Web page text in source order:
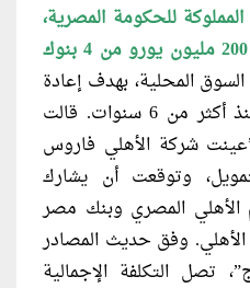
للحكومة المصرية،
للحصول على قرض بقيمة 200 مليون يورو من 4 بنوك
المحلية، بهدف إعادة
تشغيل مصنعها المتوقف منذ أكثر من 6 سنوات. قالت
شركة الأهلي فاروس
وتوقعت أن يشارك
الأهلي المصري وبنك مصر
وفق حديث المصادر
تصل التكلفة الإجمالية